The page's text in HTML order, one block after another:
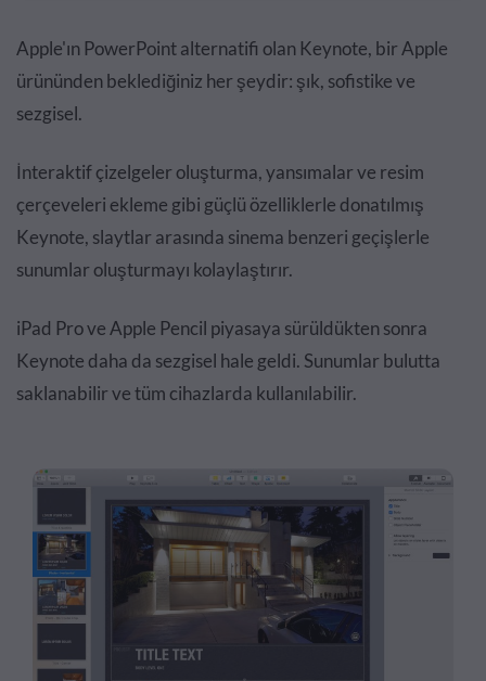
Apple'ın PowerPoint alternatifi olan Keynote, bir Apple
ürününden beklediğiniz her şeydir: şık, sofistike ve
sezgisel.
İnteraktif çizelgeler oluşturma, yansımalar ve resim
çerçeveleri ekleme gibi güçlü özelliklerle donatılmış
Keynote, slaytlar arasında sinema benzeri geçişlerle
sunumlar oluşturmayı kolaylaştırır.
iPad Pro ve Apple Pencil piyasaya sürüldükten sonra
Keynote daha da sezgisel hale geldi. Sunumlar bulutta
saklanabilir ve tüm cihazlarda kullanılabilir.